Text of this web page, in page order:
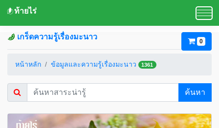
ท้ายไร่
เกร็ดความรู้เรื่องมะนาว
0
หน้าหลัก ข้อมูลและความรู้เรื่องมะนาว 1361
ค้นหา